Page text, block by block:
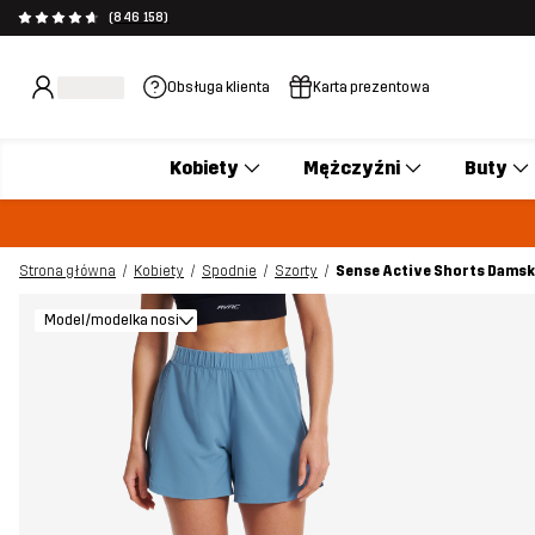
(846 158)
Obsługa klienta Karta prezentowa
Kobiety Mężczyźni Buty
Strona główna Kobiety Spodnie Szorty Sense Active Shorts
Model/modelka nosi